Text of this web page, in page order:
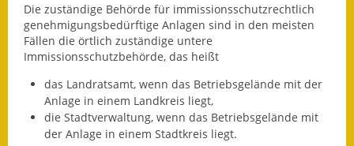
Nachhaltigkeitsbericht
Notfallplanung
Ortsplan
Schadensmeldung
Die zuständige Behörde für immissionsschutzrechtlich
genehmigungsbedürftige Anlagen sind in den meisten
Fällen die örtlich zuständige untere
Immissionsschutzbehörde, das heißt
das Landratsamt, wenn das Betriebsgelände mit der
Anlage in einem Landkreis liegt,
die Stadtverwaltung, wenn das Betriebsgelände mit
der Anlage in einem Stadtkreis liegt.